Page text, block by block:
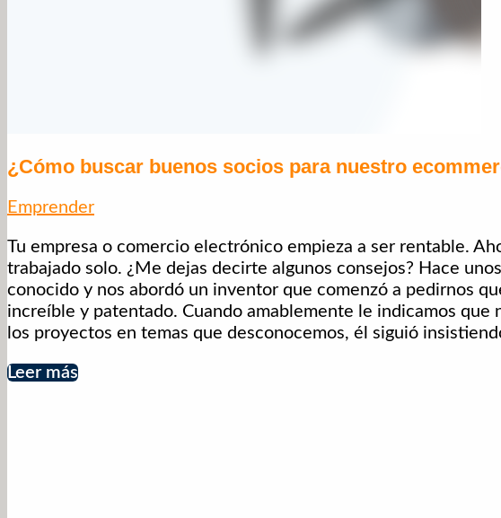
¿Cómo buscar buenos socios para nuestro
Emprender
Tu empresa o comercio electrónico empieza a ser rentable.
trabajado solo. ¿Me dejas decirte algunos consejos? Hace
conocido y nos abordó un inventor que comenzó a pedirnos
increíble y patentado. Cuando amablemente le indicamos
los proyectos en temas que desconocemos, él siguió
Leer más